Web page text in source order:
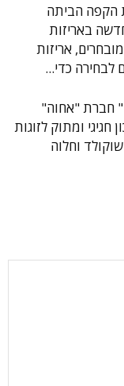
הקפה הביתה
באריזות
אריזות
לבחירה כדי...
חברת "אחוה"
ומתוק לזוגות
וחלוה